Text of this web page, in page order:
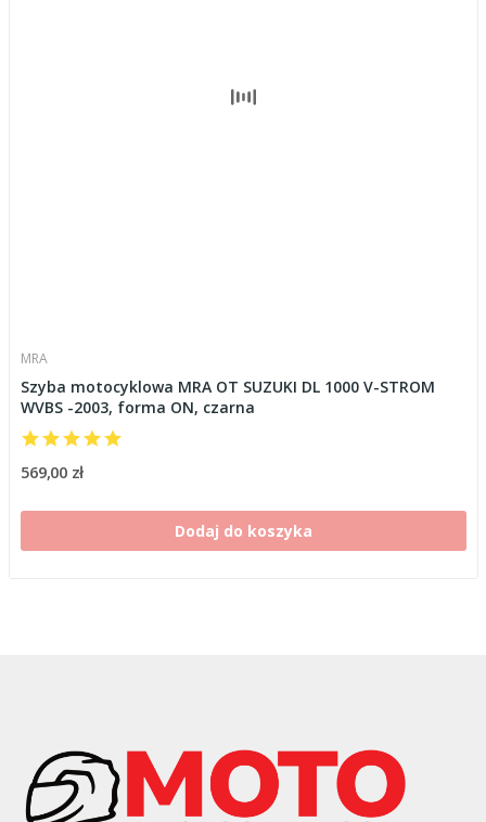
MRA
Szyba motocyklowa MRA OT SUZUKI DL 1000 V-STROM
WVBS -2003, forma ON, czarna
569,00 zł
Dodaj do koszyka